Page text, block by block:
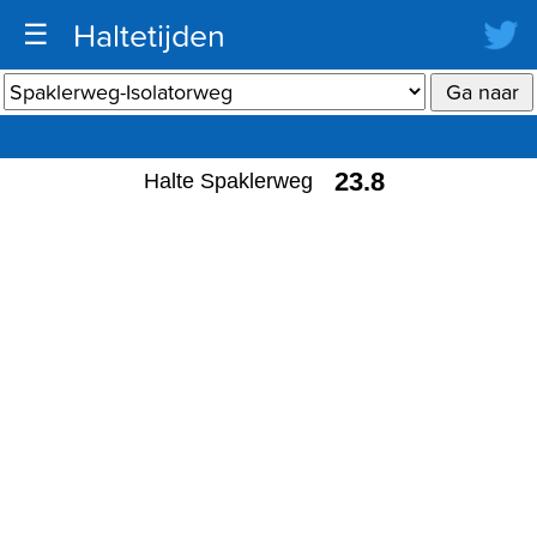
☰ Haltetijden
Halte Spaklerweg 23.8